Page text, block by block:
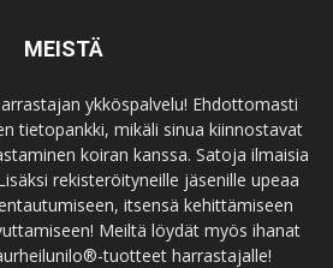
MEISTÄ
ykköspalvelu! Ehdottomasti
tietopankki, mikäli sinua kiinnostavat
koiran kanssa. Satoja ilmaisia
rekisteröityneille jäsenille upeaa
itsensä kehittämiseen
Meiltä löydät myös ihanat
tuotteet harrastajalle!